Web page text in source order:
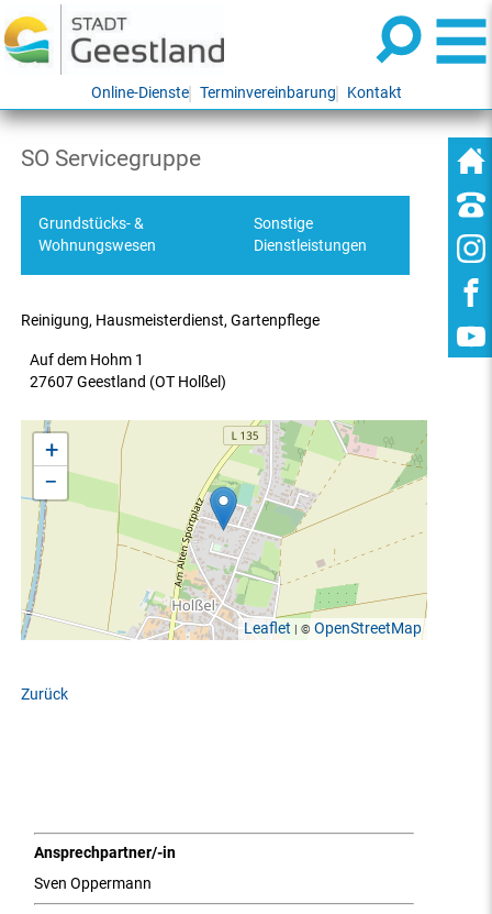
Online-Dienste Terminvereinbarung Kontakt
SO Servicegruppe
Grundstücks- &
Wohnungswesen
Sonstige
Dienstleistungen
Reinigung, Hausmeisterdienst, Gartenpflege
Auf dem Hohm 1
27607 Geestland (OT Holßel)
+
−
Leaflet | © OpenStreetMap
Zurück
Ansprechpartner/-in
Sven Oppermann